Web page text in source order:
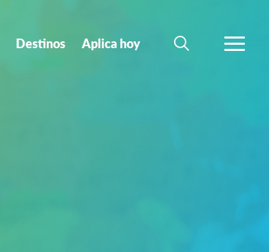
Destinos Aplica hoy
BUSCAR MÁS